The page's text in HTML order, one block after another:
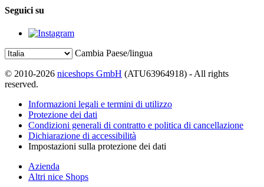
Seguici su
Cambia Paese/lingua
© 2010-2026 niceshops GmbH (ATU63964918) - All rights
reserved.
Informazioni legali e termini di utilizzo
Protezione dei dati
Condizioni generali di contratto e politica di cancellazione
Dichiarazione di accessibilità
Impostazioni sulla protezione dei dati
Azienda
Altri nice Shops